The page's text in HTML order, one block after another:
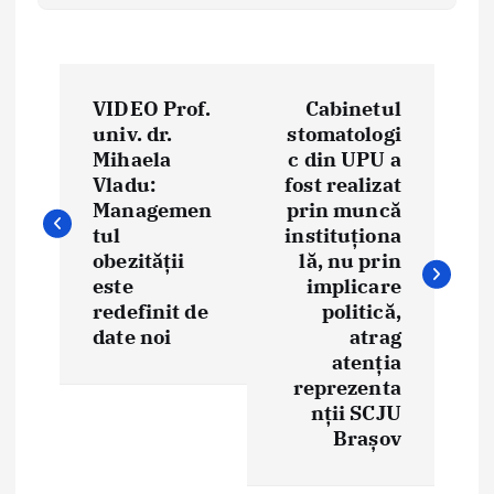
t
VIDEO Prof.
univ. dr.
Mihaela
Vladu:
Managemen
tul
obezității
este
redefinit de
date noi
Cabinetul
stomatologi
c din UPU a
fost realizat
prin muncă
instituționa
lă, nu prin
implicare
politică,
atrag
atenția
reprezenta
nții SCJU
Brașov